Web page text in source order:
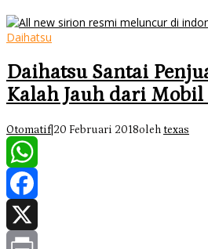
Daihatsu
Daihatsu Santai
Kalah Jauh dari Mobil
Otomatif 20 Februari 2018oleh texas
WhatsApp
Facebook
X